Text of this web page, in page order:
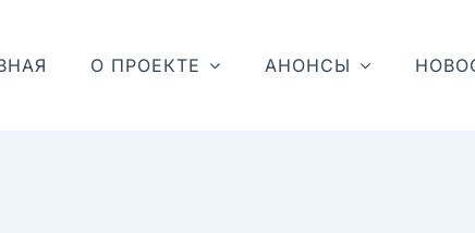
О ПРОЕКТЕ АНОНСЫ